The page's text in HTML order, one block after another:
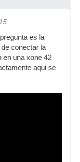
es la
conectar la
en una xone 42
aqui se